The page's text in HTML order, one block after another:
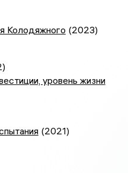
Колодяжного (2023)
уровень жизни
(2021)